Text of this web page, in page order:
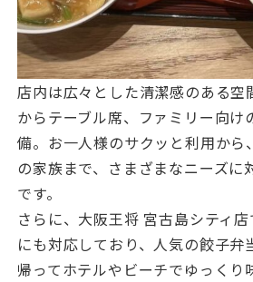
店内は広々とした清潔感のある空
からテーブル席、ファミリー向け
備。お一人様のサクッと利用から
の家族まで、さまざまなニーズに
です。
さらに、大阪王将 宮古島シティ
にも対応しており、人気の餃子弁
帰ってホテルやビーチでゆっくり